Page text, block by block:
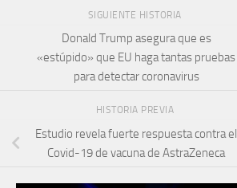
SIGUIENTE HISTORIA
Donald Trump asegura que es
«estúpido» que EU haga tantas pruebas
para detectar coronavirus
HISTORIA PREVIA
Estudio revela fuerte respuesta contra el
Covid-19 de vacuna de AstraZeneca